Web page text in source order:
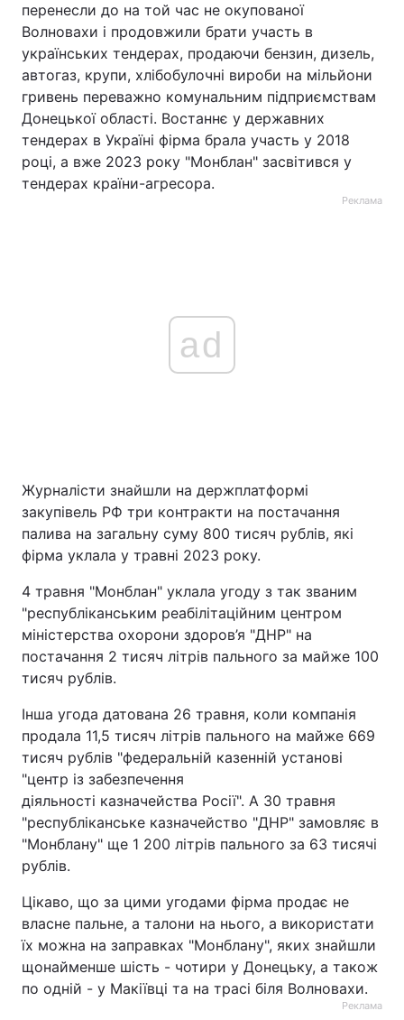
перенесли до на той час не окупованої
Волновахи і продовжили брати участь в
українських тендерах, продаючи бензин, дизель,
автогаз, крупи, хлібобулочні вироби на мільйони
гривень переважно комунальним підприємствам
Донецької області. Востаннє у державних
тендерах в Україні фірма брала участь у 2018
році, а вже 2023 року "Монблан" засвітився у
тендерах країни-агресора.
Реклама
ad
Журналісти знайшли на держплатформі
закупівель РФ три контракти на постачання
палива на загальну суму 800 тисяч рублів, які
фірма уклала у травні 2023 року.
4 травня "Монблан" уклала угоду з так званим
"республіканським реабілітаційним центром
міністерства охорони здоров’я "ДНР" на
постачання 2 тисяч літрів пального за майже 100
тисяч рублів.
Інша угода датована 26 травня, коли компанія
продала 11,5 тисяч літрів пального на майже 669
тисяч рублів "федеральній казенній установі
"центр із забезпечення
діяльності казначейства Росії". А 30 травня
"республіканське казначейство "ДНР" замовляє в
"Монблану" ще 1 200 літрів пального за 63 тисячі
рублів.
Цікаво, що за цими угодами фірма продає не
власне пальне, а талони на нього, а використати
їх можна на заправках "Монблану", яких знайшли
щонайменше шість - чотири у Донецьку, а також
по одній - у Макіївці та на трасі біля Волновахи.
Реклама